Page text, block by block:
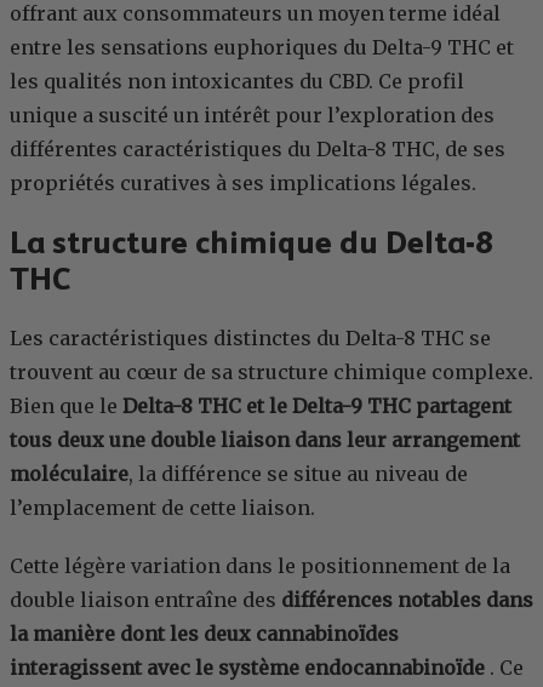
offrant aux consommateurs un moyen terme idéal
entre les sensations euphoriques du Delta-9 THC et
les qualités non intoxicantes du CBD. Ce profil
unique a suscité un intérêt pour l’exploration des
différentes caractéristiques du Delta-8 THC, de ses
propriétés curatives à ses implications légales.
La structure chimique du Delta-8
THC
Les caractéristiques distinctes du Delta-8 THC se
trouvent au cœur de sa structure chimique complexe.
Bien que le Delta-8 THC et le Delta-9 THC partagent
tous deux une double liaison dans leur arrangement
moléculaire, la différence se situe au niveau de
l’emplacement de cette liaison.
Cette légère variation dans le positionnement de la
double liaison entraîne des différences notables dans
la manière dont les deux cannabinoïdes
interagissent avec le système endocannabinoïde . Ce